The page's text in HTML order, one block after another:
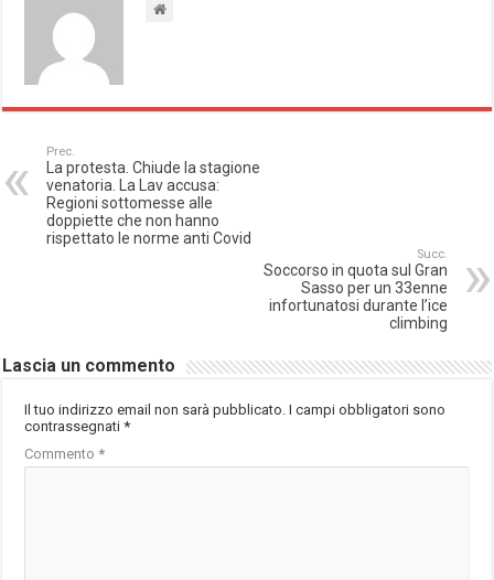
Prec.
La protesta. Chiude la stagione
venatoria. La Lav accusa:
Regioni sottomesse alle
doppiette che non hanno
rispettato le norme anti Covid
Succ.
Soccorso in quota sul Gran
Sasso per un 33enne
infortunatosi durante l’ice
climbing
Lascia un commento
Il tuo indirizzo email non sarà pubblicato. I campi obbligatori sono
contrassegnati*
Commento*